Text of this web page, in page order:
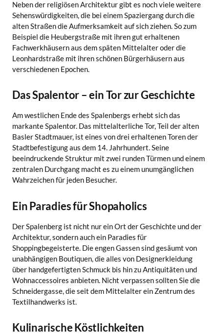
Neben der religiösen Architektur gibt es noch viele weitere
Sehenswürdigkeiten, die bei einem Spaziergang durch die
alten Straßen die Aufmerksamkeit auf sich ziehen. So zum
Beispiel die Heubergstraße mit ihren gut erhaltenen
Fachwerkhäusern aus dem späten Mittelalter oder die
Leonhardstraße mit ihren schönen Bürgerhäusern aus
verschiedenen Epochen.
Das Spalentor – ein Tor zur Geschichte
Am westlichen Ende des Spalenbergs erhebt sich das
markante Spalentor. Das mittelalterliche Tor, Teil der alten
Basler Stadtmauer, ist eines von drei erhaltenen Toren der
Stadtbefestigung aus dem 14. Jahrhundert. Seine
beeindruckende Struktur mit zwei runden Türmen und einem
zentralen Durchgang macht es zu einem unumgänglichen
Wahrzeichen für jeden Besucher.
Ein Paradies für Shopaholics
Der Spalenberg ist nicht nur ein Ort der Geschichte und der
Architektur, sondern auch ein Paradies für
Shoppingbegeisterte. Die engen Gassen sind gesäumt von
unabhängigen Boutiquen, die alles von Designerkleidung
über handgefertigten Schmuck bis hin zu Antiquitäten und
Wohnaccessoires anbieten. Nicht verpassen sollten Sie die
Schneidergasse, die seit dem Mittelalter ein Zentrum des
Textilhandwerks ist.
Kulinarische Köstlichkeiten